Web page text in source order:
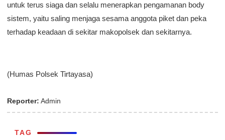
untuk terus siaga dan selalu menerapkan pengamanan body
sistem, yaitu saling menjaga sesama anggota piket dan peka
terhadap keadaan di sekitar makopolsek dan sekitarnya.
(Humas Polsek Tirtayasa)
Reporter: Admin
TAG